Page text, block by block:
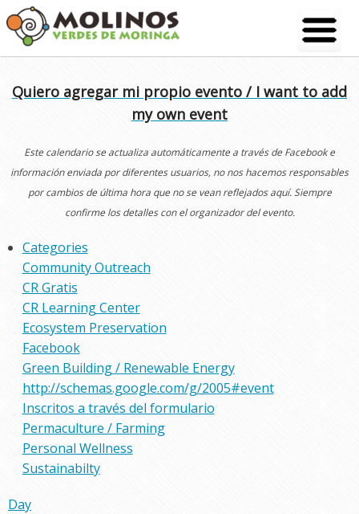
Skip
to
content
Quiero agregar mi propio evento / I want to add
my own event
Este calendario se actualiza automáticamente a través de Facebook e
información enviada por diferentes usuarios, no nos hacemos responsables
por cambios de última hora que no se vean reflejados aquí. Siempre
confirme los detalles con el organizador del evento.
Categories
Community Outreach
CR Gratis
CR Learning Center
Ecosystem Preservation
Facebook
Green Building / Renewable Energy
http://schemas.google.com/g/2005#event
Inscritos a través del formulario
Permaculture / Farming
Personal Wellness
Sustainabilty
Day